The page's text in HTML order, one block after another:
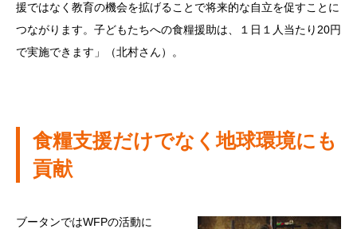
援ではなく教育の機会を拡げることで将来的な自立を促すことに
つながります。子どもたちへの食糧援助は、１日１人当たり20円
で実施できます」（北村さん）。
食糧支援だけでなく地球環境にも
貢献
ブータンではWFPの活動に